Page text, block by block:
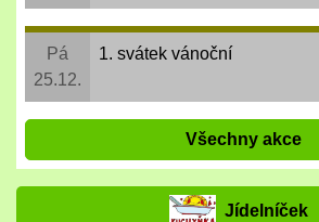
Pá
25.12.
1. svátek vánoční
Všechny akce
Jídelníček